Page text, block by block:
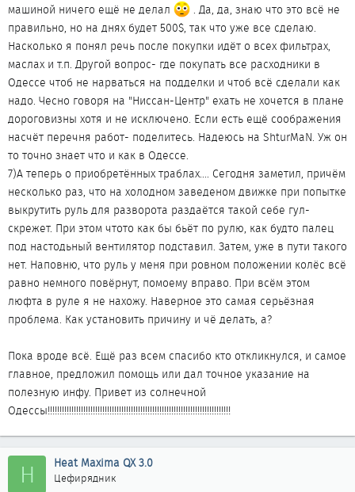
машиной ничего ещё не делал
. Да, да, знаю что это всё не
правильно, но на днях будет 500$, так что уже все сделаю.
Насколько я понял речь после покупки идёт о всех фильтрах,
маслах и т.п. Другой вопрос- где покупать все расходники в
Одессе чтоб не нарваться на подделки и чтоб всё сделали как
надо. Чесно говоря на "Ниссан-Центр" ехать не хочется в плане
дороговизны хотя и не исключено. Если есть ещё соображения
насчёт перечня работ- поделитесь. Надеюсь на ShturMaN. Уж он
то точно знает что и как в Одессе.
7)А теперь о приобретённых траблах.... Сегодня заметил, причём
несколько раз, что на холодном заведеном движке при попытке
выкрутить руль для разворота раздаётся такой себе гул-
скрежет. При этом чтото как бы бьёт по рулю, как будто палец
под настодьный вентилятор подставил. Затем, уже в пути такого
нет. Наповню, что руль у меня при ровном положении колёс всё
равно немного повёрнут, помоему вправо. При всём этом
люфта в руле я не нахожу. Наверное это самая серьёзная
проблема. Как установить причину и чё делать, а?
Пока вроде всё. Ещё раз всем спасибо кто откликнулся, и самое
главное, предложил помощь или дал точное указание на
полезную инфу. Привет из солнечной
Одессы!!!!!!!!!!!!!!!!!!!!!!!!!!!!!!!!!!!!!!!!!!!!!!!!!!!!!!!!!!!!!!!!!!!!!!!!!!!!!
H Heat Maxima QX 3.0
Цефирядник